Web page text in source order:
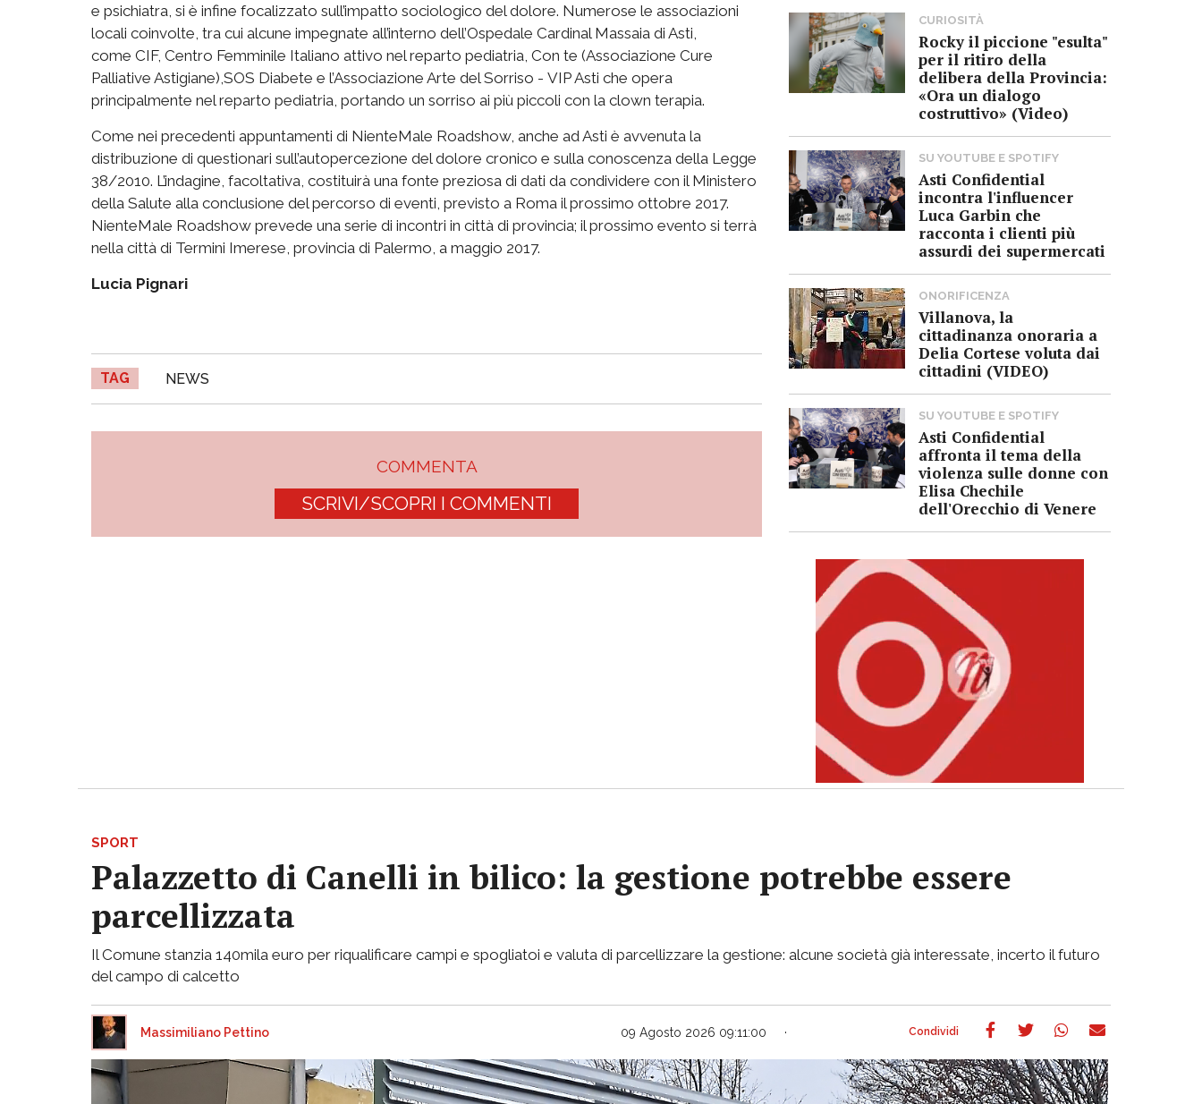
e psichiatra, si è infine focalizzato sull’impatto sociologico del dolore. Numerose le associazioni
locali coinvolte, tra cui alcune impegnate all’interno dell’Ospedale Cardinal Massaia di Asti,
come CIF, Centro Femminile Italiano attivo nel reparto pediatria, Con te (Associazione Cure
Palliative Astigiane),SOS Diabete e l’Associazione Arte del Sorriso - VIP Asti che opera
principalmente nel reparto pediatria, portando un sorriso ai più piccoli con la clown terapia.
Come nei precedenti appuntamenti di NienteMale Roadshow, anche ad Asti è avvenuta la
distribuzione di questionari sull’autopercezione del dolore cronico e sulla conoscenza della Legge
38/2010. L’indagine, facoltativa, costituirà una fonte preziosa di dati da condividere con il Ministero
della Salute alla conclusione del percorso di eventi, previsto a Roma il prossimo ottobre 2017.
NienteMale Roadshow prevede una serie di incontri in città di provincia; il prossimo evento si terrà
nella città di Termini Imerese, provincia di Palermo, a maggio 2017.
Lucia Pignari
TAG NEWS
COMMENTA
SCRIVI/SCOPRI I COMMENTI
CURIOSITÀ
Rocky il piccione "esulta"
per il ritiro della
delibera della Provincia:
«Ora un dialogo
costruttivo» (Video)
SU YOUTUBE E SPOTIFY
Asti Confidential
incontra l'influencer
Luca Garbin che
racconta i clienti più
assurdi dei supermercati
ONORIFICENZA
Villanova, la
cittadinanza onoraria a
Delia Cortese voluta dai
cittadini (VIDEO)
SU YOUTUBE E SPOTIFY
Asti Confidential
affronta il tema della
violenza sulle donne con
Elisa Chechile
dell'Orecchio di Venere
SPORT
Palazzetto di Canelli in bilico: la gestione potrebbe essere
parcellizzata
Il Comune stanzia 140mila euro per riqualificare campi e spogliatoi e valuta di parcellizzare la gestione: alcune società già interessate, incerto il futuro
del campo di calcetto
Massimiliano Pettino 09 Agosto 2026 09:11:00